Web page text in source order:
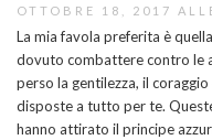
OTTOBRE 18, 2017
La mia favola preferita è
dovuto combattere contro le
perso la gentilezza, il
disposte a tutto per te.
hanno attirato il principe